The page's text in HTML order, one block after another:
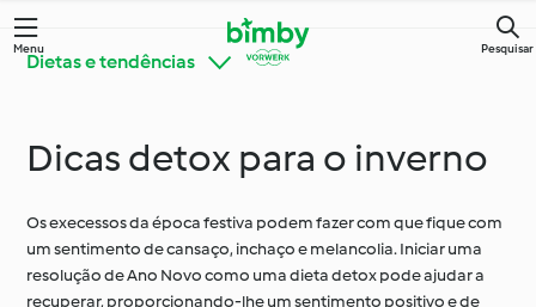
Menu Pesquisar
Dietas e tendências
Conheça o Cookidoo®
Bimby® Dicas e
Truques
Ingredientes
Cozinha para todos os
dias
Dicas detox para o inverno
Os execessos da época festiva podem fazer com que fique com
um sentimento de cansaço, inchaço e melancolia. Iniciar uma
resolução de Ano Novo como uma dieta detox pode ajudar a
recuperar, proporcionando-lhe um sentimento positivo e de